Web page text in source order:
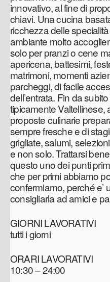
innovativo, al fine di
chiavi. Una cucina
ricchezza delle
ambiante molto
solo per pranzi o cene
apericena, battesimi,
matrimoni, momenti
parcheggi, di facile
dell’entrata. Fin da
tipicamente
proposte culinarie
sempre fresche e di
grigliate, salumi,
e non solo. Trattarsi
questo uno dei punti
che per primi abbiamo
confermiamo, perché e’
consigliarla ad amici e
GIORNI LAVORATIVI
tutti i giorni
ORARI LAVORATIVI
10:30 – 24:00